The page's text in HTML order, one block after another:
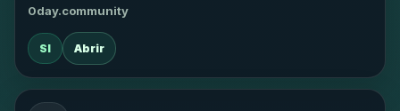
0day.community
SI Abrir